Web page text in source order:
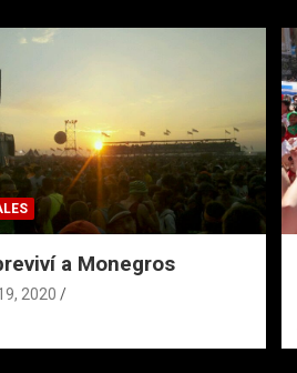
a Monegros
2020